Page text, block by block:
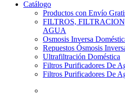
Catálogo
Productos con Envío
FILTROS,
AGUA
Osmosis Inversa
Repuestos Ósmosis
Ultrafiltración Doméstica
Filtros Purificadores De
Filtros Purificadores De